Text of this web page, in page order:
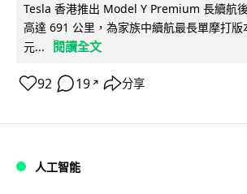
Tesla 香港推出 Model Y Premium 長續航
高達 691 公里，為家族中續航最長單摩打
元...
閱讀全文
92 19 ↗ 分享
人工智能